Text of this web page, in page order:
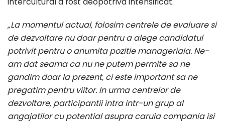
„La momentul actual, folosim centrele de evaluare si
de dezvoltare nu doar pentru a alege candidatul
potrivit pentru o anumita pozitie manageriala. Ne-
am dat seama ca nu ne putem permite sa ne
gandim doar la prezent, ci este important sa ne
pregatim pentru viitor. In urma centrelor de
dezvoltare, participantii intra intr-un grup al
angajatilor cu potential asupra caruia compania isi